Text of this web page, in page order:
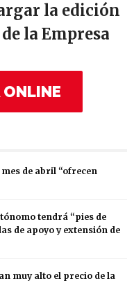
la edición
la Empresa
ONLINE
de abril “ofrecen
tendrá “pies de
de apoyo y extensión de
muy alto el precio de la